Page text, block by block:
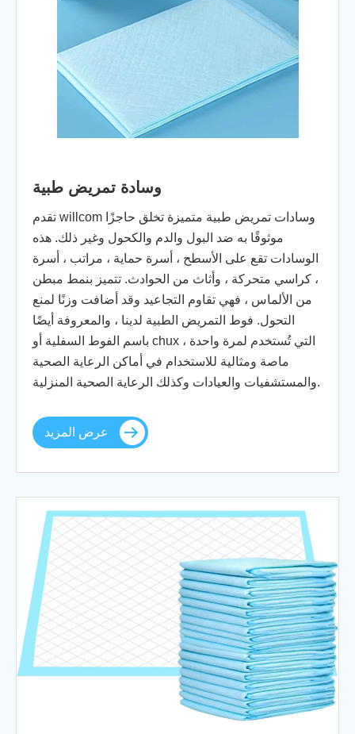
وسادة تمريض طبية
تقدم willcom وسادات تمريض طبية متميزة تخلق حاجزًا
موثوقًا به ضد البول والدم والكحول وغير ذلك. هذه
الوسادات تقع على الأسطح ، أسرة حماية ، مراتب ، أسرة
، كراسي متحركة ، وأثاث من الحوادث. تتميز بنمط مبطن
من الألماس ، فهي تقاوم التجاعيد وقد أضافت وزنًا لمنع
التحول. فوط التمريض الطبية لدينا ، والمعروفة أيضًا
باسم الفوط السفلية أو chux التي تُستخدم لمرة واحدة ،
ماصة ومثالية للاستخدام في أماكن الرعاية الصحية
والمستشفيات والعيادات وكذلك الرعاية الصحية المنزلية.